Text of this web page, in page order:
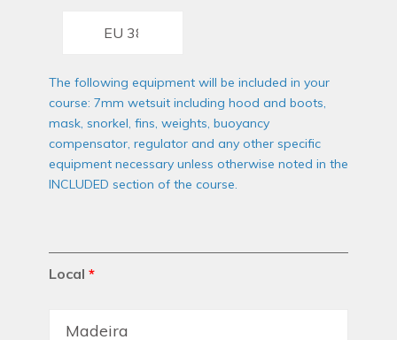
The following equipment will be included in your
course: 7mm wetsuit including hood and boots,
mask, snorkel, fins, weights, buoyancy
compensator, regulator and any other specific
equipment necessary unless otherwise noted in the
INCLUDED section of the course.
Local *